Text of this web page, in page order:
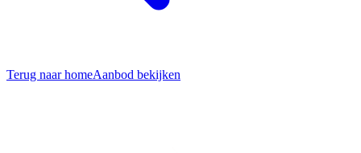
Terug naar homeAanbod bekijken